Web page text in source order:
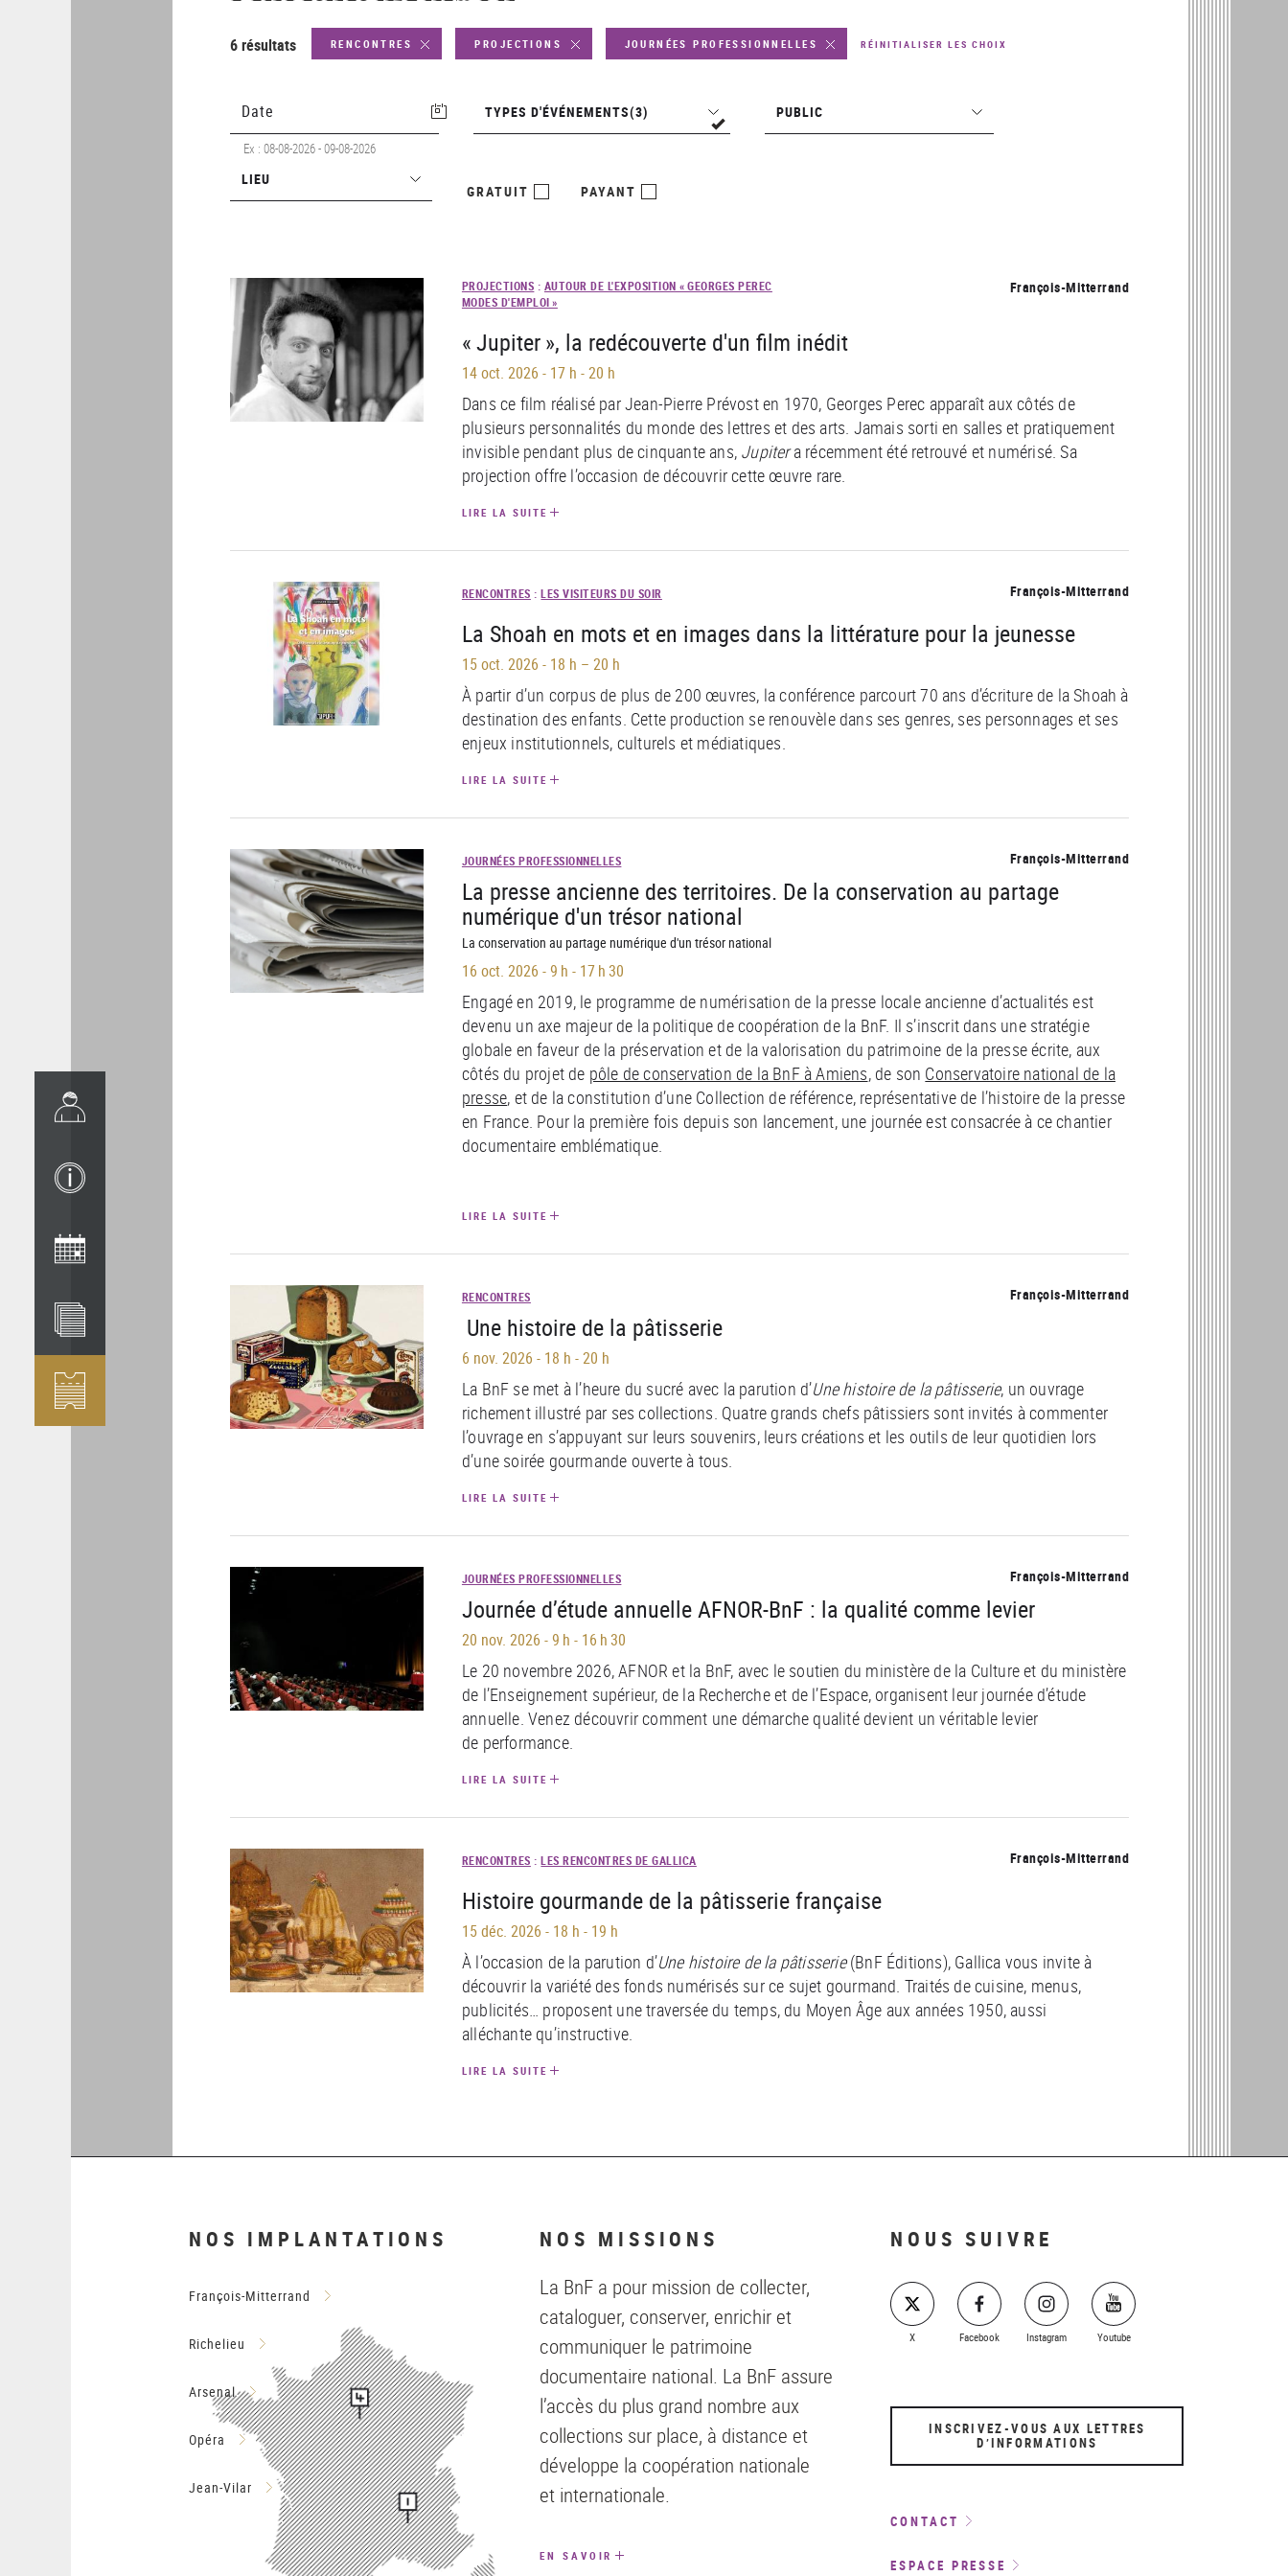
6 résultats RENCONTRES PROJECTIONS JOURNÉES PROFESSIONNELLES RÉINITIALISER LES CHOIX
Ex : 08-08-2026 - 09-08-2026
d'événements
TYPES D'ÉVÉNEMENTS(3) PUBLIC
LIEU
GRATUIT PAYANT
PROJECTIONS : AUTOUR DE L'EXPOSITION « GEORGES PEREC
MODES D'EMPLOI »
François-Mitterrand
« Jupiter », la redécouverte d'un film inédit
14 oct. 2026 - 17 h - 20 h
Dans ce film réalisé par Jean-Pierre Prévost en 1970, Georges Perec apparaît aux côtés de
plusieurs personnalités du monde des lettres et des arts. Jamais sorti en salles et pratiquement
invisible pendant plus de cinquante ans, Jupitera récemment été retrouvé et numérisé. Sa
projection offre l’occasion de découvrir cette œuvre rare.
LIRE LA SUITE
RENCONTRES : LES VISITEURS DU SOIR François-Mitterrand
La Shoah en mots et en images dans la littérature pour la jeunesse
15 oct. 2026 - 18 h – 20 h
À partir d’un corpus de plus de 200 œuvres, la conférence parcourt 70 ans d’écriture de la Shoah à
destination des enfants. Cette production se renouvèle dans ses genres, ses personnages et ses
enjeux institutionnels, culturels et médiatiques.
LIRE LA SUITE
JOURNÉES PROFESSIONNELLES François-Mitterrand
La presse ancienne des territoires. De la conservation au partage
numérique d'un trésor national
La conservation au partage numérique d'un trésor national
16 oct. 2026 -9 h - 17 h 30
Engagé en 2019, le programme de numérisation de la presse locale ancienne d’actualités est
devenu un axe majeur de la politique de coopération de la BnF. Il s’inscrit dans une stratégie
globale en faveur de la préservation et de la valorisation du patrimoine de la presse écrite, aux
côtés du projet de pôle de conservation de la BnF à Amiens, de son Conservatoire national de la
presse, et de la constitution d’une Collection de référence, représentative de l’histoire de la presse
en France. Pour la première fois depuis son lancement, une journée est consacrée à ce chantier
documentaire emblématique.
LIRE LA SUITE
RENCONTRES François-Mitterrand
Une histoire de la pâtisserie
6 nov. 2026 - 18 h - 20 h
La BnF se met à l’heure du sucré avec la parution d’Une histoire de la pâtisserie, un ouvrage
richement illustré par ses collections. Quatre grands chefs pâtissiers sont invités à commenter
l’ouvrage en s’appuyant sur leurs souvenirs, leurs créations et les outils de leur quotidien lors
d’une soirée gourmande ouverte à tous.
LIRE LA SUITE
JOURNÉES PROFESSIONNELLES François-Mitterrand
Journée d’étude annuelle AFNOR-BnF : la qualité comme levier
20 nov. 2026 -9 h - 16 h 30
Le 20 novembre 2026, AFNOR et la BnF, avec le soutien du ministère de la Culture et du ministère
de l’Enseignement supérieur, de la Recherche et de l’Espace, organisent leur journée d’étude
annuelle. Venez découvrir comment une démarche qualité devient un véritable levier
de performance.
LIRE LA SUITE
RENCONTRES : LES RENCONTRES DE GALLICA François-Mitterrand
Histoire gourmande de la pâtisserie française
15 déc. 2026 - 18 h - 19 h
À l’occasion de la parution d’Une histoire de la pâtisserie(BnF Éditions), Gallica vous invite à
découvrir la variété des fonds numérisés sur ce sujet gourmand. Traités de cuisine, menus,
publicités… proposent une traversée du temps, du Moyen Âge aux années 1950, aussi
alléchante qu’instructive.
LIRE LA SUITE
NOS IMPLANTATIONS
François-Mitterrand
Richelieu
Arsenal
Opéra
Jean-Vilar
NOS MISSIONS
La BnF a pour mission de collecter,
cataloguer, conserver, enrichir et
communiquer le patrimoine
documentaire national. La BnF assure
l’accès du plus grand nombre aux
collections sur place, à distance et
développe la coopération nationale
et internationale.
EN SAVOIR
NOUS SUIVRE
X Facebook Instagram Youtube
INSCRIVEZ-VOUS AUX LETTRES
D’INFORMATIONS
CONTACT
ESPACE PRESSE